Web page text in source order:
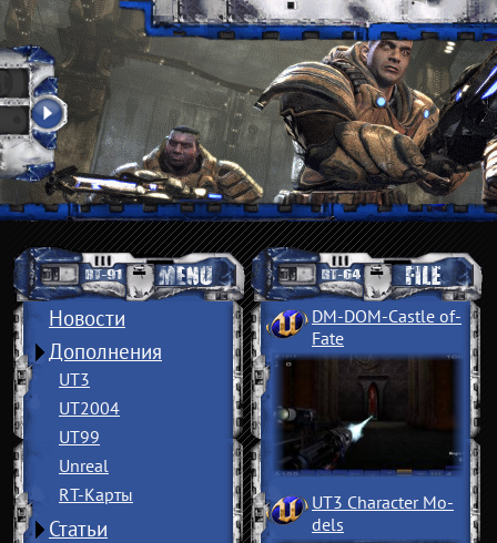
Новости
Дополнения
UT3
UT2004
UT99
Unreal
RT-Карты
Статьи
DM-DOM-Castle of­
Fate
UT3 Character Mo­
dels